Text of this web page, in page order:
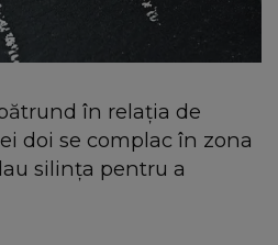
în relația de
doi se complac în zona
silința pentru a